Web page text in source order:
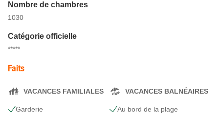
Nombre de chambres
1030
Catégorie officielle
*****
Faits
VACANCES FAMILIALES
Garderie
VACANCES BALNÉAIRES
Au bord de la plage